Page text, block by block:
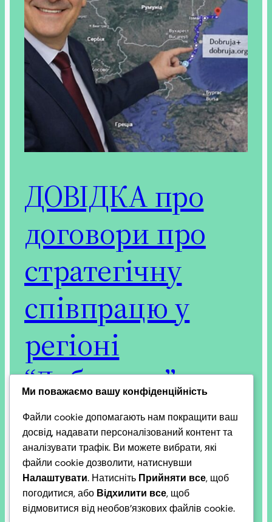
ДОВІДКА про
договори про
стратегічну
співпрацю у
регіоні
“Добруджа”:
Україна і Великобританія з 15.10.2025 року мають
“УГОДУ ПРО СТОРІЧНЕ ПАРТНЕРСТВО МІЖ
УКРАЇНОЮ ТА СПОЛУЧЕНИМ КОРОЛІВСТВОМ
ВЕЛИКОЇ БРИТАНІЇ І ПІВНІЧНОЇ ІРЛАНДІЇ”.
Україна та Румунія 12 березня 2026 року
підписали Декларацію про встановлення
Ми поважаємо вашу конфіденційність
Файли cookie допомагають нам покращити ваш
досвід, надавати персоналізований контент та
аналізувати трафік. Ви можете вибрати, які
файли cookie дозволити, натиснувши
Налаштувати. Натисніть Прийняти все, щоб
погодитися, або Відхилити все, щоб
відмовитися від необов’язкових файлів cookie.